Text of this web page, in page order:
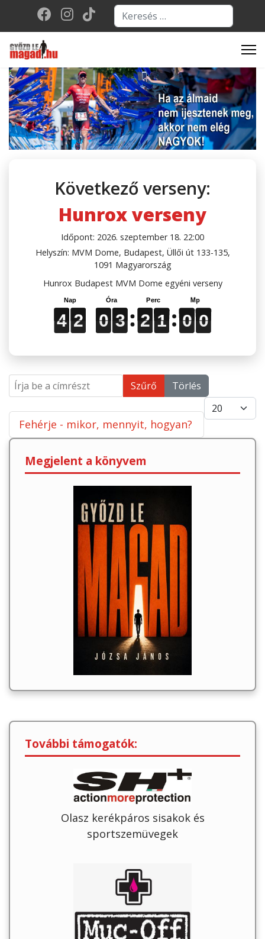
Keresés...
Type 2 or more
Következő verseny:
Hunrox verseny
Időpont: 2026. szeptember 18. 22:00
Helyszín: MVM Dome, Budapest, Üllői út 133-135,
1091 Magyarország
Hunrox Budapest MVM Dome egyéni verseny
4
4
4
4 2
2
2
2 0
0
0
0 3
3
3
3 2
2
2
2 0
1
0
1 5
0
5
0 9
0
9
0
Írja be a címrészt Szűrő Törlés
Tételek #
Fehérje - mikor, mennyit, hogyan?
Megjelent a könyvem
További támogatók:
Olasz kerékpáros sisakok és
sportszemüvegek